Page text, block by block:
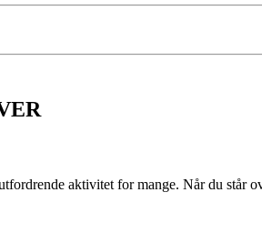
aktivitet for mange. Når du